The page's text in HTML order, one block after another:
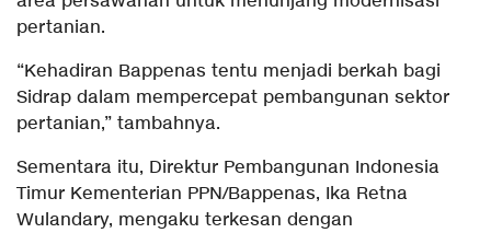
pertanian.
“Kehadiran Bappenas tentu menjadi berkah bagi
Sidrap dalam mempercepat pembangunan sektor
pertanian,” tambahnya.
Sementara itu, Direktur Pembangunan Indonesia
Timur Kementerian PPN/Bappenas, Ika Retna
Wulandary, mengaku terkesan dengan